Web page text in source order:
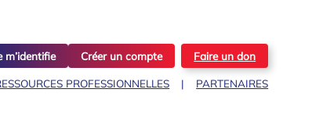
m’identifie Créer un compte Faire un don
PROFESSIONNELLES PARTENAIRES